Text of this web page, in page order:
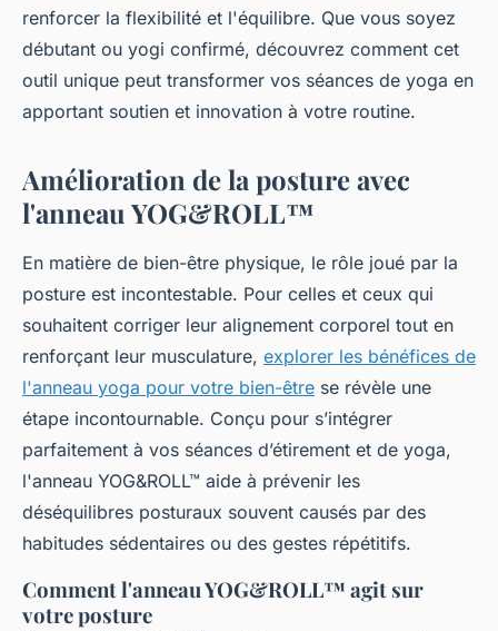
renforcer la flexibilité et l'équilibre. Que vous soyez
débutant ou yogi confirmé, découvrez comment cet
outil unique peut transformer vos séances de yoga en
apportant soutien et innovation à votre routine.
Amélioration de la posture avec
l'anneau YOG&ROLL™
En matière de bien-être physique, le rôle joué par la
posture est incontestable. Pour celles et ceux qui
souhaitent corriger leur alignement corporel tout en
renforçant leur musculature, explorer les bénéfices de
l'anneau yoga pour votre bien-être se révèle une
étape incontournable. Conçu pour s’intégrer
parfaitement à vos séances d’étirement et de yoga,
l'anneau YOG&ROLL™ aide à prévenir les
déséquilibres posturaux souvent causés par des
habitudes sédentaires ou des gestes répétitifs.
Comment l'anneau YOG&ROLL™ agit sur
votre posture